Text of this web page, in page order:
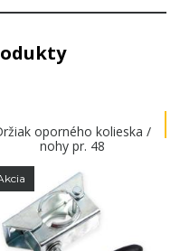
oporného kolieska /
nohy pr. 48